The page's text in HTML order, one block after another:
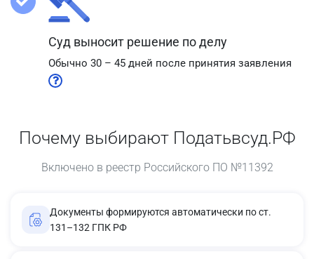
Суд выносит решение по делу
Обычно 30 – 45 дней после принятия заявления
Почему выбирают Податьвсуд.РФ
Включено в реестр Российского ПО №11392
Документы формируются автоматически по ст.
131–132 ГПК РФ